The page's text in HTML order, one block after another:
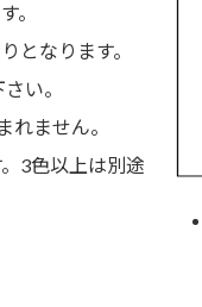
。
となります。
い。
ません。
3色以上は別途